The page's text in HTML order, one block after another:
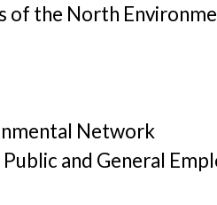
of the North
Network
and General